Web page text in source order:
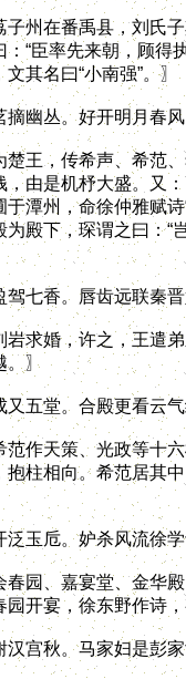
在番禹县，刘氏子
“臣率先来朝，顾得
其名曰“小南强”。〗
丛。好开明月春风
，传希声、希范、
由是机杼大盛。又
潭州，命徐仲雅赋
殿下，琛谓之曰：“
香。唇齿远联秦晋
婚，许之，王遣弟
。〗
堂。合殿更看云气
天策、光政等十六
柱相向。希范居其
卮。妒杀风流徐学
、嘉宴堂、金华殿
开宴，徐东野作诗
秋。马家妇是彭家